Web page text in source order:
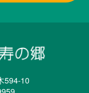
594-10